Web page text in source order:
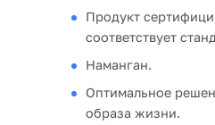
Продукт
соответствует
Наманган.
Оптимальное
образа жизни.